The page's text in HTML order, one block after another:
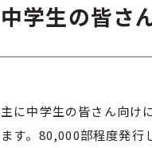
中学生の皆さ
主に中学生の皆さん向け
ます。80,000部程度発行